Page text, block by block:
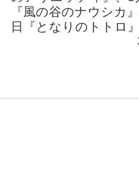
『風の谷のナウシカ
日『となりのトトロ』